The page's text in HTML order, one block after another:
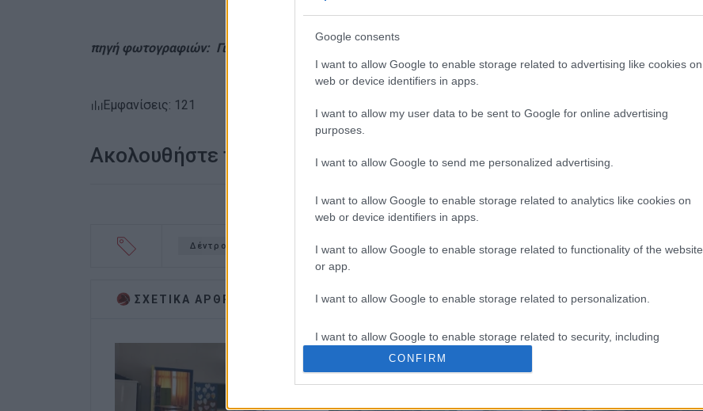
Google consents
I want to allow Google to enable storage related to advertising like cookies on
web or device identifiers in apps.
I want to allow my user data to be sent to Google for online advertising
purposes.
I want to allow Google to send me personalized advertising.
I want to allow Google to enable storage related to analytics like cookies on
web or device identifiers in apps.
I want to allow Google to enable storage related to functionality of the website
or app.
I want to allow Google to enable storage related to personalization.
I want to allow Google to enable storage related to security, including
authentication functionality and fraud prevention, and other user protection.
CONFIRM
πηγή φωτογραφιών: Γιώργος Καλούδης (Facebook)
Εμφανίσεις: 121
Ακολουθήστε το enimerosi στοFacebook
Δέντρο Καιρικά Φαινόμενα Ιωάννη Θεοτόκη
ΣΧΕΤΙΚA AΡΘΡΑ